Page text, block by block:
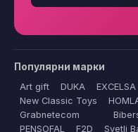
Популярни марки
Art gift DUKA EXCELSA
New Classic Toys
Grabnetecom
PENSOFAL
F2D Svetli